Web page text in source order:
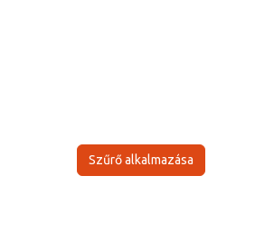
Szűrő alkalmazása